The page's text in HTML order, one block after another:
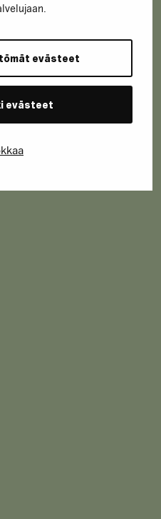
evästeet
evästeet